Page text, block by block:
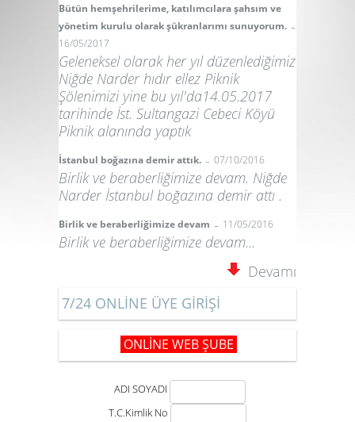
Bütün hemşehrilerime, katılımcılara şahsım ve
yönetim kurulu olarak şükranlarımı sunuyorum. -
16/05/2017
Geleneksel olarak her yıl düzenlediğimiz
Niğde Narder hıdır ellez Piknik
Şölenimizi yine bu yıl'da14.05.2017
tarihinde İst. Sultangazi Cebeci Köyü
Piknik alanında yaptık
İstanbul boğazına demir attık. - 07/10/2016
Birlik ve beraberliğimize devam. Niğde
Narder İstanbul boğazına demir attı .
Birlik ve beraberliğimize devam - 11/05/2016
Birlik ve beraberliğimize devam...
Devamı
7/24 ONLİNE ÜYE GİRİŞİ
ONLİNE WEB ŞUBE
ADI SOYADI
T.C.Kimlik No